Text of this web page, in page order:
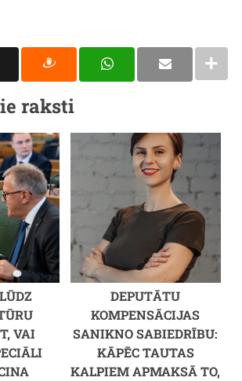
raksti
VAI
DEPUTĀTU
KOMPENSĀCIJAS
SANIKNO SABIEDRĪBU:
KĀPĒC TAUTAS
KALPIEM APMAKSĀ TO,